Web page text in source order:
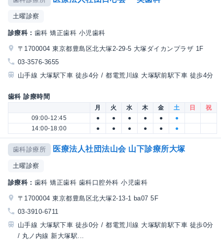
土曜診察
診療科： 歯科 矯正歯科 小児歯科
〒1700004 東京都豊島区北大塚2-29-5 大塚ダイカンプラザ 1F
03-3576-3655
山手線 大塚駅下車 徒歩4分 / 都電荒川線 大塚駅前駅下車 徒歩4分
歯科 診療時間
月 火 水 木 金 土 日
祝
09:00-12:45
● ● ● ● ●
●
14:00-18:00
● ● ● ● ● ●
歯科診療所 医療法人社団法山会 山下診療所大塚
土曜診察
診療科： 歯科 矯正歯科 歯科口腔外科 小児歯科
〒1700004 東京都豊島区北大塚2-13-1 ba07 5F
03-3910-6711
山手線 大塚駅下車 徒歩0分 / 都電荒川線 大塚駅前駅下車 徒歩0分
/ 丸ノ内線 新大塚駅...